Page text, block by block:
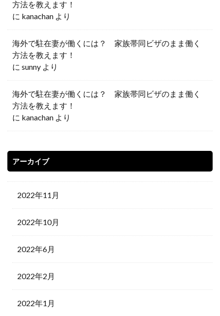
方法を教えます！
に kanachan より
海外で駐在妻が働くには？ 家族帯同ビザのまま働く
方法を教えます！
に sunny より
海外で駐在妻が働くには？ 家族帯同ビザのまま働く
方法を教えます！
に kanachan より
アーカイブ
2022年11月
2022年10月
2022年6月
2022年2月
2022年1月